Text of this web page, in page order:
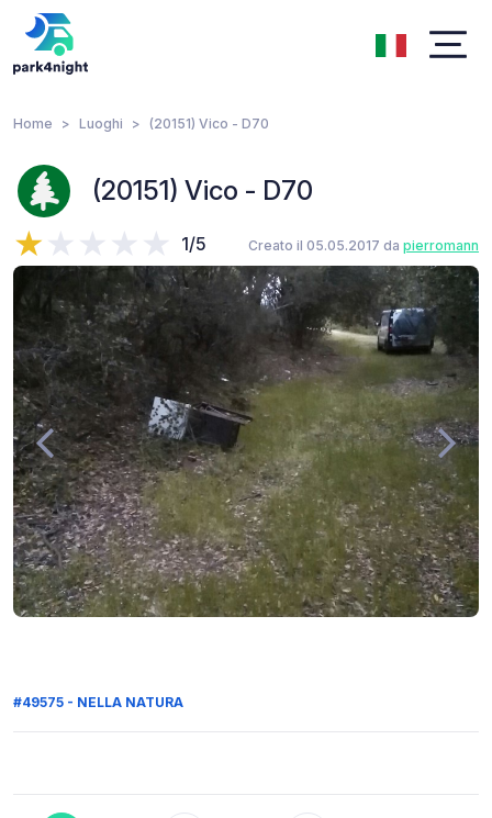
Home Luoghi (20151) Vico - D70
(20151) Vico - D70
1/5 Creato il 05.05.2017 da pierromann
#49575 - NELLA NATURA